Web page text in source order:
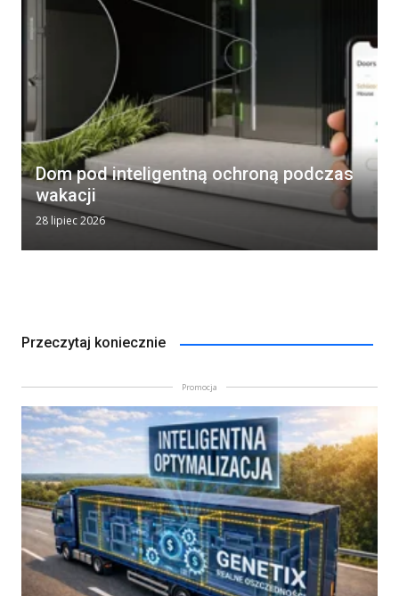
Dom pod inteligentną ochroną podczas
wakacji
28 lipiec 2026
Przeczytaj koniecznie
Promocja